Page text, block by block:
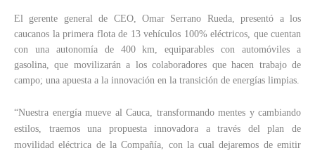
El gerente general de CEO, Omar Serrano Rueda, presentó a los
caucanos la primera flota de 13 vehículos 100% eléctricos, que cuentan
con una autonomía de 400 km, equiparables con automóviles a
gasolina, que movilizarán a los colaboradores que hacen trabajo de
campo; una apuesta a la innovación en la transición de energías limpias.
“Nuestra energía mueve al Cauca, transformando mentes y cambiando
estilos, traemos una propuesta innovadora a través del plan de
movilidad eléctrica de la Compañía, con la cual dejaremos de emitir